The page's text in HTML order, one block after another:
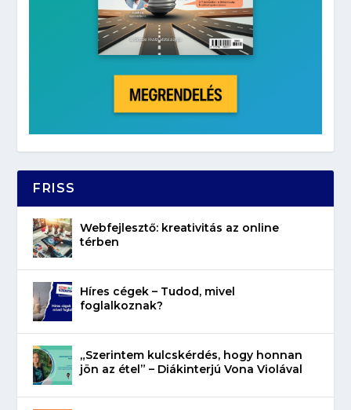
FRISS
Webfejlesztő: kreativitás az online
térben
Híres cégek – Tudod, mivel
foglalkoznak?
„Szerintem kulcskérdés, hogy honnan
jön az étel” – Diákinterjú Vona Violával